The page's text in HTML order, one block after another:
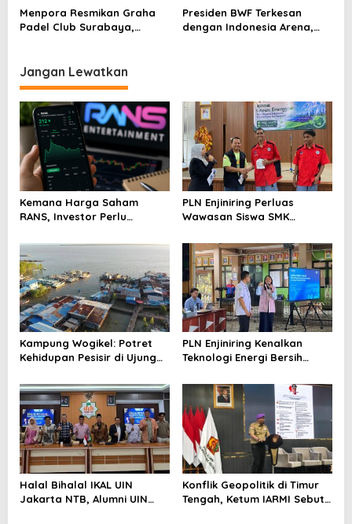
Anggar Asia 2025 di Bali
Menpora Resmikan Graha
Padel Club Surabaya,
Presiden BWF Terkesan
dengan Indonesia Arena,
Jangan Lewatkan
Kemana Harga Saham
RANS, Investor Perlu
Menghindari Spekulasi
Berlebihan
PLN Enjiniring Perluas
Wawasan Siswa SMK
Perubahan Iklim
Kampung Wogikel: Potret
Kehidupan Pesisir di Ujung
Bertahan di Tengah
Keterbatasan
PLN Enjiniring Kenalkan
Teknologi Energi Bersih
Halal Bihalal IKAL UIN
Jakarta NTB, Alumni UIN
Konflik Geopolitik di Timur
Tengah, Ketum IARMI Sebut